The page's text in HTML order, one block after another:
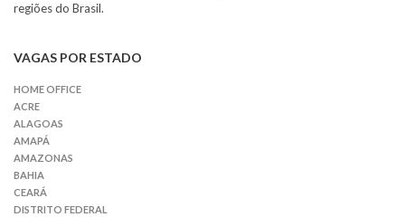
regiões do Brasil.
VAGAS POR ESTADO
HOME OFFICE
ACRE
ALAGOAS
AMAPÁ
AMAZONAS
BAHIA
CEARÁ
DISTRITO FEDERAL